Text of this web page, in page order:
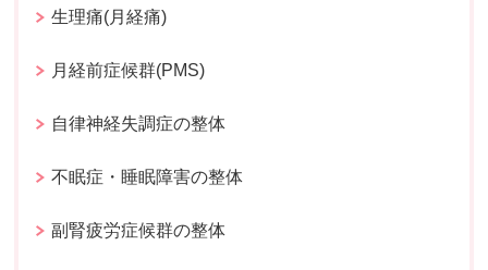
生理痛(月経痛)
月経前症候群(PMS)
自律神経失調症の整体
不眠症・睡眠障害の整体
副腎疲労症候群の整体